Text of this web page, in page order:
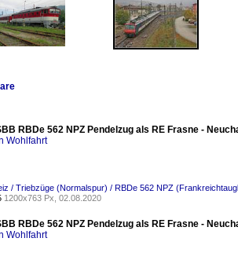
RBDe 562 NPZ Pendelzug als RE Frasne -
Wohlfahrt
/ Triebzüge (Normalspur) / RBDe 562 NPZ
1200x763 Px, 02.08.2020
RBDe 562 NPZ Pendelzug als RE Frasne -
Wohlfahrt